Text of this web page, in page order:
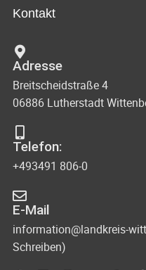
Kontakt
Adresse
Breitscheidstraße 4
06886 Lutherstadt
Telefon:
+493491 806-0
E-Mail
information@landkreis-
Schreiben)